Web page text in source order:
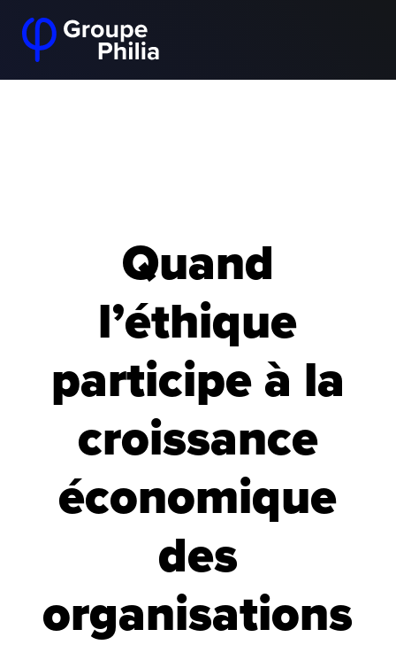
Quand
l’éthique
participe à la
croissance
économique
des
organisations